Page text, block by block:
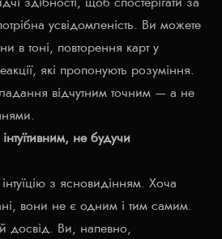
здібності, щоб спостерігати за
усвідомленість. Ви можете
в тоні, повторення карт у
які пропонують розуміння.
відчутним точним — а не
не будучи
з ясновидінням. Хоча
вони не є одним і тим самим.
досвід. Ви, напевно,